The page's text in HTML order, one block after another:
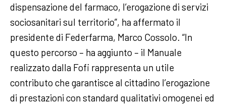
dispensazione del farmaco, l’erogazione di servizi
sociosanitari sul territorio”, ha affermato il
presidente di Federfarma, Marco Cossolo. “In
questo percorso – ha aggiunto – il Manuale
realizzato dalla Fofi rappresenta un utile
contributo che garantisce al cittadino l’erogazione
di prestazioni con standard qualitativi omogenei ed